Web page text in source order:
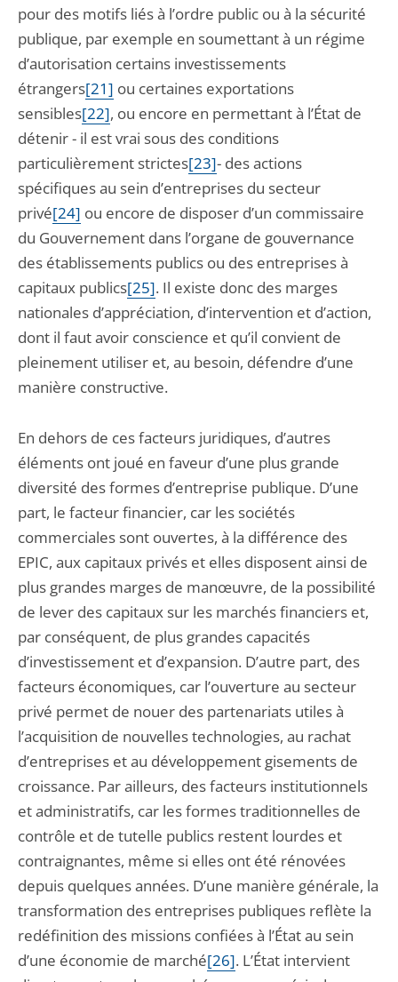
pour des motifs liés à l’ordre public ou à la sécurité
publique, par exemple en soumettant à un régime
d’autorisation certains investissements
étrangers[21] ou certaines exportations
sensibles[22], ou encore en permettant à l’État de
détenir - il est vrai sous des conditions
particulièrement strictes[23]- des actions
spécifiques au sein d’entreprises du secteur
privé[24] ou encore de disposer d’un commissaire
du Gouvernement dans l’organe de gouvernance
des établissements publics ou des entreprises à
capitaux publics[25]. Il existe donc des marges
nationales d’appréciation, d’intervention et d’action,
dont il faut avoir conscience et qu’il convient de
pleinement utiliser et, au besoin, défendre d’une
manière constructive.
En dehors de ces facteurs juridiques, d’autres
éléments ont joué en faveur d’une plus grande
diversité des formes d’entreprise publique. D’une
part, le facteur financier, car les sociétés
commerciales sont ouvertes, à la différence des
EPIC, aux capitaux privés et elles disposent ainsi de
plus grandes marges de manœuvre, de la possibilité
de lever des capitaux sur les marchés financiers et,
par conséquent, de plus grandes capacités
d’investissement et d’expansion. D’autre part, des
facteurs économiques, car l’ouverture au secteur
privé permet de nouer des partenariats utiles à
l’acquisition de nouvelles technologies, au rachat
d’entreprises et au développement gisements de
croissance. Par ailleurs, des facteurs institutionnels
et administratifs, car les formes traditionnelles de
contrôle et de tutelle publics restent lourdes et
contraignantes, même si elles ont été rénovées
depuis quelques années. D’une manière générale, la
transformation des entreprises publiques reflète la
redéfinition des missions confiées à l’État au sein
d’une économie de marché[26]. L’État intervient